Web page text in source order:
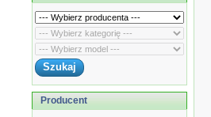
Producent